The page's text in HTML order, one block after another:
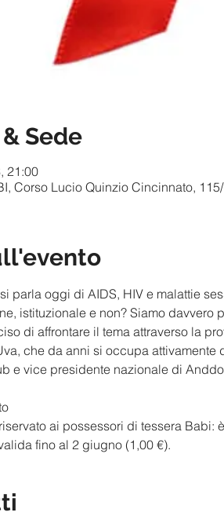
Sede
21:00
Corso Lucio Quinzio Cincinnato,
parla oggi di AIDS, HIV e malattie
di affrontare il tema attraverso la
che da anni si occupa
Costo: gratuito
ai possessori di tessera Babi:
fino al 2 giugno (1,00 €).